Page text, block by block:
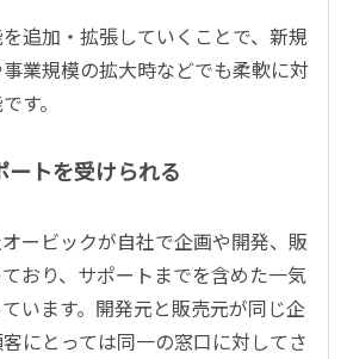
追加・拡張していくことで、新規
業規模の拡大時などでも柔軟に対
す。
ートを受けられる
ービックが自社で企画や開発、販
おり、サポートまでを含めた一気
います。開発元と販売元が同じ企
にとっては同一の窓口に対してさ